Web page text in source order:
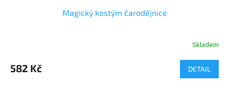
Magický kostým čarodějnice
produktu
je
Skladem
582 Kč DETAIL